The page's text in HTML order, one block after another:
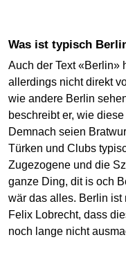
Was ist typisch
Auch der Text «Berlin»
allerdings nicht direkt
wie andere Berlin
beschreibt er, wie
Demnach seien
Türken und Clubs
Zugezogene und die
ganze Ding, dit is och
wär das alles. Berlin
Felix Lobrecht, dass
noch lange nicht